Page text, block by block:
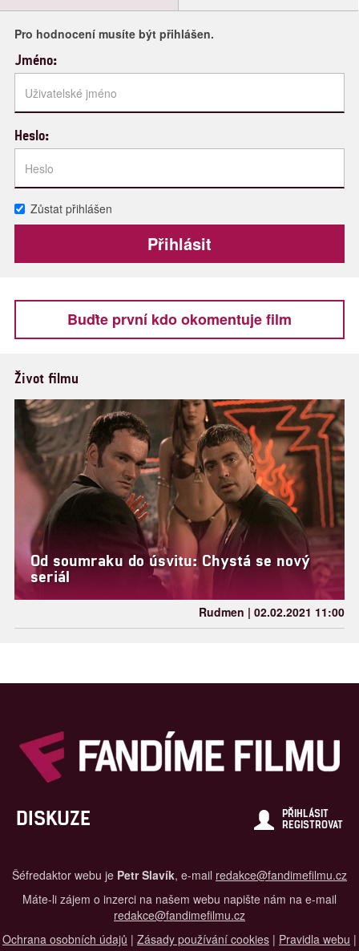
Pro hodnocení musíte být přihlášen.
Jméno:
Heslo:
Zůstat přihlášen
Buďte první kdo okomentuje film
Život filmu
Od soumraku do úsvitu: Chystá se nový
seriál
Rudmen | 02.02.2021 11:00
PŘIHLÁSIT
REGISTROVAT
DISKUZE
Šéfredaktor webu je Petr Slavík, e-mail redakce@fandimefilmu.cz
Máte-li zájem o inzerci na našem webu napište nám na e-mail
redakce@fandimefilmu.cz
Ochrana osobních údajů | Zásady používání cookies | Pravidla webu |